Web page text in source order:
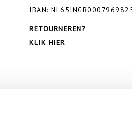
IBAN:
RETOURNEREN?
KLIK HIER